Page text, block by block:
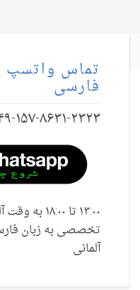
تماس واتسپ
فارسی
۰۰۴۹-۱۵۷-۸۶۳۱-
۱۳:۰۰ تا
تخصصی به زبان
آلمانی